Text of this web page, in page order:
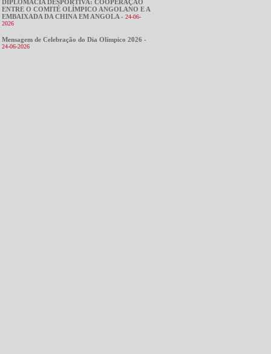
DIPLOMACIA DESPORTIVA: COOPERAÇÃO
ENTRE O COMITÉ OLÍMPICO ANGOLANO E A
EMBAIXADA DA CHINA EM ANGOLA - 24-06-
2026
Mensagem de Celebração do Dia Olímpico 2026 -
24-06-2026